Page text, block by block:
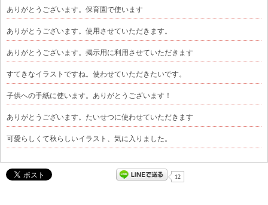
ありがとうございます。保育園で使います
ありがとうございます。使用させていただきます。
ありがとうございます。掲示用に利用させていただきます
すてきなイラストですね。使わせていただきたいです。
子供への手紙に使います。ありがとうございます！
ありがとうございます。たいせつに使わせていただきます
可愛らしくて秋らしいイラスト、気に入りました。
12